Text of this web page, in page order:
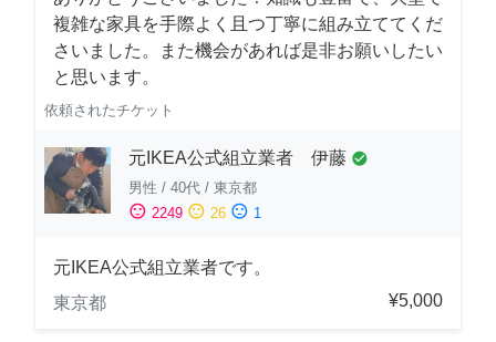
複雑な家具を手際よく且つ丁寧に組み立ててくだ
さいました。また機会があれば是非お願いしたい
と思います。
依頼されたチケット
元IKEA公式組立業者 伊藤 check_circle
男性 / 40代 / 東京都
sentiment_satisfied 2249 sentiment_neutral 26 sentiment_dissatisfied 1
元IKEA公式組立業者です。
東京都
¥5,000